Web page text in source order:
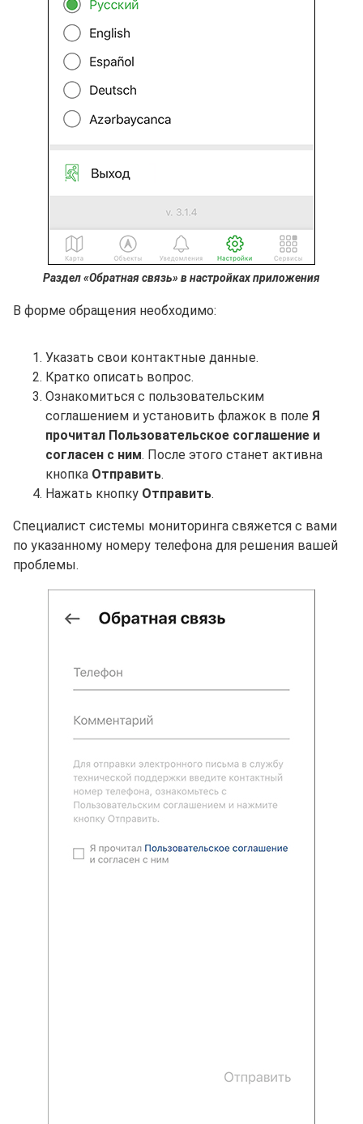
Раздел «Обратная связь» в настройках приложения
В форме обращения необходимо:
Указать свои контактные данные.
Кратко описать вопрос.
Ознакомиться с пользовательским
соглашением и установить флажок в поле Я
прочитал Пользовательское соглашение и
согласен с ним. После этого станет активна
кнопка Отправить.
Нажать кнопку Отправить.
Специалист системы мониторинга свяжется с вами
по указанному номеру телефона для решения вашей
проблемы.